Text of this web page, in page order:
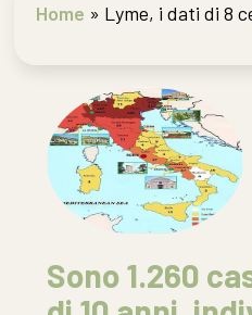
Home » Lyme, i dati di 8
Sono 1.260